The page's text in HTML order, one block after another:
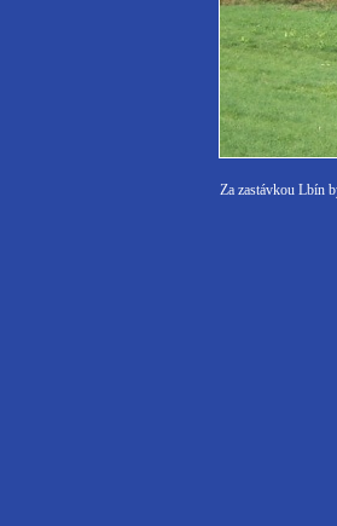
Za zastávkou Lbín